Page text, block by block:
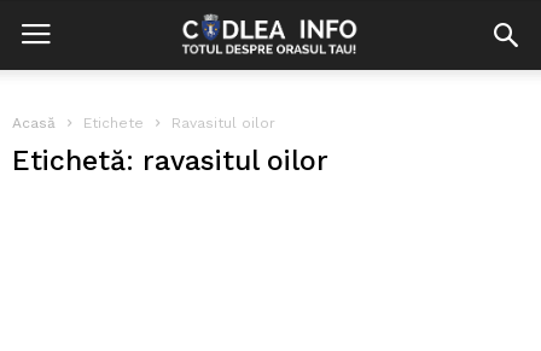
Acasă Etichete Ravasitul oilor
Etichetă: ravasitul oilor